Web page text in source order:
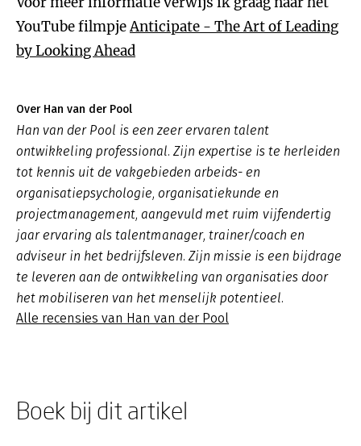
YouTube filmpjeAnticipate - The Art of Leading
by Looking Ahead
Over Han van der Pool
Han van der Pool is een zeer ervaren talent
ontwikkeling professional. Zijn expertise is te herleiden
tot kennis uit de vakgebieden arbeids- en
organisatiepsychologie, organisatiekunde en
projectmanagement, aangevuld met ruim vijfendertig
jaar ervaring als talentmanager, trainer/coach en
adviseur in het bedrijfsleven. Zijn missie is een bijdrage
te leveren aan de ontwikkeling van organisaties door
het mobiliseren van het menselijk potentieel.
Alle recensies van Han van der Pool
Boek bij dit artikel